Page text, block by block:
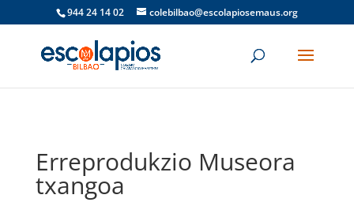
944 24 14 02 colebilbao@escolapiosemaus.org
Erreprodukzio Museora
txangoa